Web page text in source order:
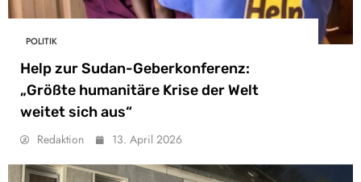
POLITIK
Help zur Sudan-Geberkonferenz:
„Größte humanitäre Krise der Welt
weitet sich aus“
Redaktion 13. April 2026